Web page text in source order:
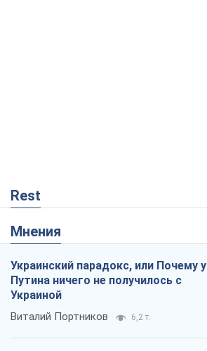
Rest
Мнения
Украинский парадокс, или Почему у
Путина ничего не получилось с
Украиной
Виталий Портников 6,2 т.